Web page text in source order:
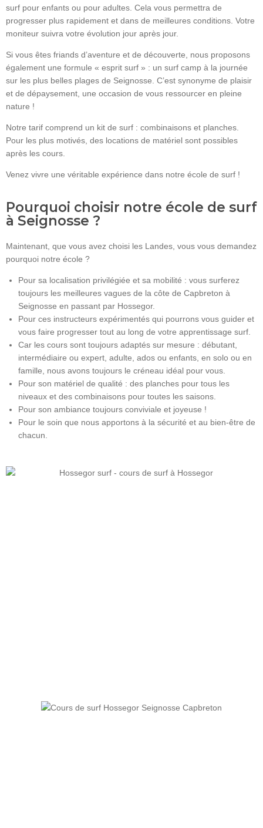
surf pour enfants ou pour adultes. Cela vous permettra de
progresser plus rapidement et dans de meilleures conditions. Votre
moniteur suivra votre évolution jour après jour.
Si vous êtes friands d’aventure et de découverte, nous proposons
également une formule « esprit surf » : un surf camp à la journée
sur les plus belles plages de Seignosse. C’est synonyme de plaisir
et de dépaysement, une occasion de vous ressourcer en pleine
nature !
Notre tarif comprend un kit de surf : combinaisons et planches.
Pour les plus motivés, des locations de matériel sont possibles
après les cours.
Venez vivre une véritable expérience dans notre école de surf !
Pourquoi choisir notre école de surf
à Seignosse ?
Maintenant, que vous avez choisi les Landes, vous vous demandez
pourquoi notre école ?
Pour sa localisation privilégiée et sa mobilité : vous surferez
toujours les meilleures vagues de la côte de Capbreton à
Seignosse en passant par Hossegor.
Pour ces instructeurs expérimentés qui pourrons vous guider et
vous faire progresser tout au long de votre apprentissage surf.
Car les cours sont toujours adaptés sur mesure : débutant,
intermédiaire ou expert, adulte, ados ou enfants, en solo ou en
famille, nous avons toujours le créneau idéal pour vous.
Pour son matériel de qualité : des planches pour tous les
niveaux et des combinaisons pour toutes les saisons.
Pour son ambiance toujours conviviale et joyeuse !
Pour le soin que nous apportons à la sécurité et au bien-être de
chacun.